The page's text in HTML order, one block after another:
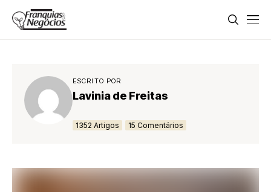
ESCRITO POR
Lavinia de Freitas
1352 Artigos 15 Comentários